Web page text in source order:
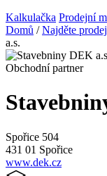
Kalkulačka Prodejní
Domů /Najděte
a.s.
Obchodní partner
Spořice 504
431 01 Spořice
www.dek.cz